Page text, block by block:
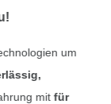
um
mitfür